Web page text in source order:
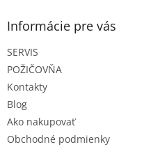
Informácie pre vás
SERVIS
POŽIČOVŇA
Kontakty
Blog
Ako nakupovať
Obchodné podmienky